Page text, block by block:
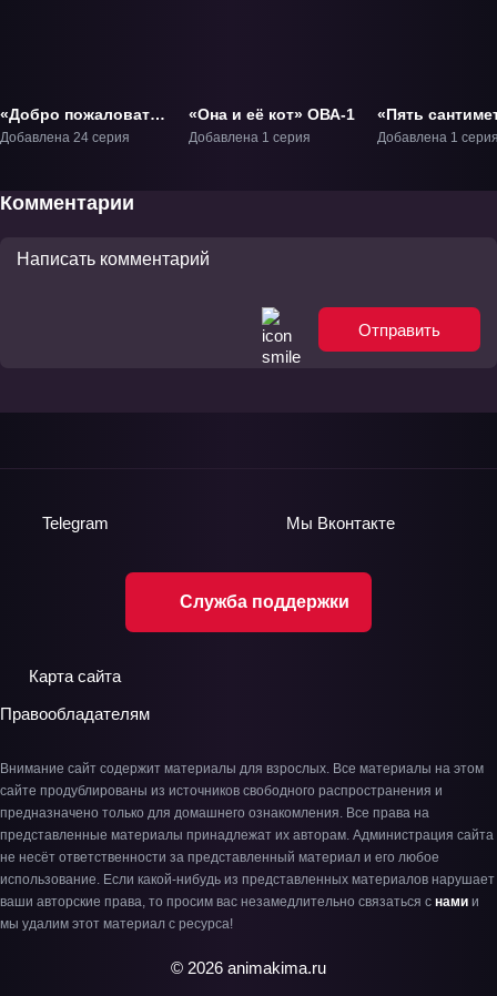
«Добро пожаловать
в NHK» ТВ-1
Добавлена 24 серия
«Она и её кот» ОВА-1
Добавлена 1 серия
«Пять
в секунду»
Добавлена 1
Комментарии
Отправить
Служба поддержки
Telegram Мы Вконтакте
Карта сайта
Правообладателям
Внимание сайт содержит материалы для взрослых. Все материалы на этом
сайте продублированы из источников свободного распространения и
предназначено только для домашнего ознакомления. Все права на
представленные материалы принадлежат их авторам. Администрация сайта
не несёт ответственности за представленный материал и его любое
использование. Если какой-нибудь из представленных материалов нарушает
ваши авторские права, то просим вас незамедлительно связаться с нами и
мы удалим этот материал с ресурса!
© 2026 animakima.ru